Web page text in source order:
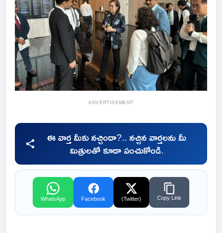
ADVERTISEMENT
ఈ వార్త మీకు నచ్చిందా?.. నచ్చిన వార్తలను మీ
మిత్రులతో కూడా పంచుకోండి.
WhatsApp Facebook (Twitter) Copy Link